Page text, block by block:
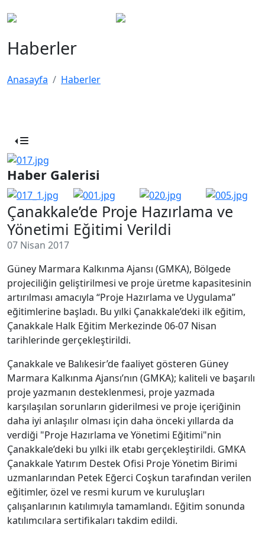
Haberler
Anasayfa Haberler
Haber Galerisi
Çanakkale’de Proje Hazırlama ve
Yönetimi Eğitimi Verildi
07 Nisan 2017
Güney Marmara Kalkınma Ajansı (GMKA), Bölgede
projeciliğin geliştirilmesi ve proje üretme kapasitesinin
artırılması amacıyla “Proje Hazırlama ve Uygulama”
eğitimlerine başladı. Bu yılki Çanakkale’deki ilk eğitim,
Çanakkale Halk Eğitim Merkezinde 06-07 Nisan
tarihlerinde gerçekleştirildi.
Çanakkale ve Balıkesir’de faaliyet gösteren Güney
Marmara Kalkınma Ajansı’nın (GMKA); kaliteli ve başarılı
proje yazmanın desteklenmesi, proje yazmada
karşılaşılan sorunların giderilmesi ve proje içeriğinin
daha iyi anlaşılır olması için daha önceki yıllarda da
verdiği "Proje Hazırlama ve Yönetimi Eğitimi"nin
Çanakkale’deki bu yılki ilk etabı gerçekleştirildi. GMKA
Çanakkale Yatırım Destek Ofisi Proje Yönetim Birimi
uzmanlarından Petek Eğerci Coşkun tarafından verilen
eğitimler, özel ve resmi kurum ve kuruluşları
çalışanlarının katılımıyla tamamlandı. Eğitim sonunda
katılımcılara sertifikaları takdim edildi.